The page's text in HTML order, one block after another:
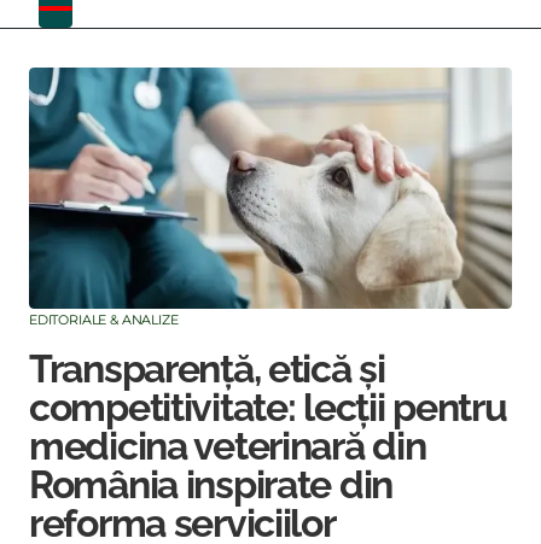
EDITORIALE & ANALIZE
Transparență, etică și
competitivitate: lecții pentru
medicina veterinară din
România inspirate din
reforma serviciilor